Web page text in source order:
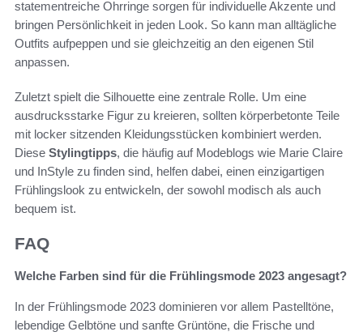
statementreiche Ohrringe sorgen für individuelle Akzente und
bringen Persönlichkeit in jeden Look. So kann man alltägliche
Outfits aufpeppen und sie gleichzeitig an den eigenen Stil
anpassen.
Zuletzt spielt die Silhouette eine zentrale Rolle. Um eine
ausdrucksstarke Figur zu kreieren, sollten körperbetonte Teile
mit locker sitzenden Kleidungsstücken kombiniert werden.
Diese Stylingtipps, die häufig auf Modeblogs wie Marie Claire
und InStyle zu finden sind, helfen dabei, einen einzigartigen
Frühlingslook zu entwickeln, der sowohl modisch als auch
bequem ist.
FAQ
Welche Farben sind für die Frühlingsmode 2023 angesagt?
In der Frühlingsmode 2023 dominieren vor allem Pastelltöne,
lebendige Gelbtöne und sanfte Grüntöne, die Frische und